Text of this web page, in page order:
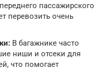
пассажирского
перевозить очень
В багажнике часто
ниши и отсеки для
что помогает